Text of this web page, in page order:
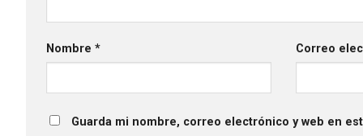
Nombre * Correo
Guarda mi nombre, correo electrónico y web en